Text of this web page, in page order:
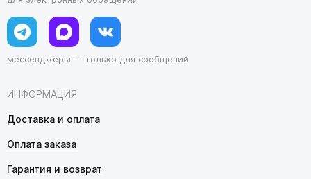
ИНФОРМАЦИЯ
Доставка и оплата
Оплата заказа
Гарантия и возврат
мессенджеры — только для сообщений